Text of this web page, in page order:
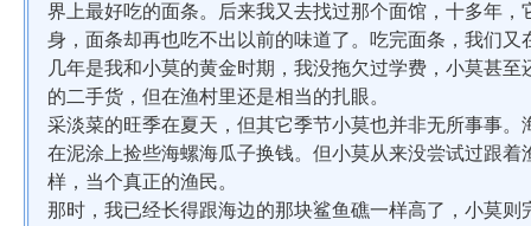
界上最好吃的面条。后来我又去找过那个面馆，十多年
身，面条却再也吃不出以前的味道了。吃完面条，我们
几年是我和小莫的黄金时期，我没拖欠过学费，小莫甚
的二手货，但在渔村里还是相当的扎眼。
采淡菜的旺季在夏天，但其它季节小莫也并非无所事事
在泥涂上捡些海螺海瓜子换钱。但小莫从来没尝试过跟
样，当个真正的渔民。
那时，我已经长得跟海边的那块鲨鱼礁一样高了，小莫